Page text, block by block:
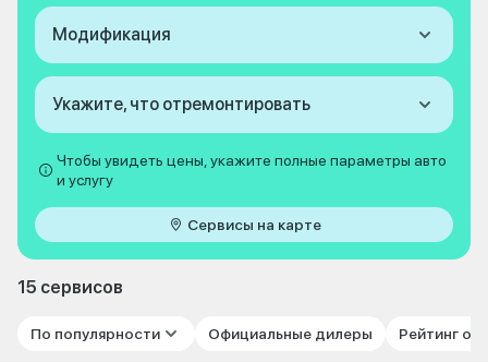
Модификация
Укажите, что отремонтировать
Чтобы увидеть цены, укажите полные параметры авто
и услугу
Сервисы на карте
15 сервисов
По популярности Официальные дилеры Рейтинг